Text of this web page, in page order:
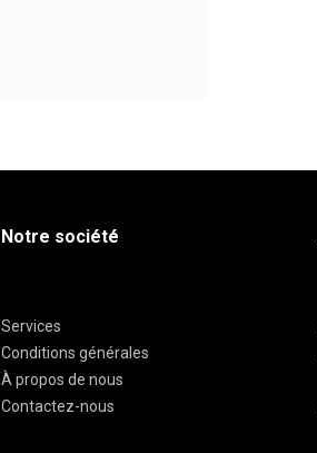
Notre société
Services
Conditions générales
À propos de nous
Contactez-nous